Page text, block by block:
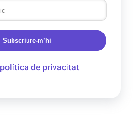
Subscriure-m’hi
política de privacitat